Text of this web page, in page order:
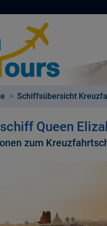
Schiffsübersicht
Queen
zum